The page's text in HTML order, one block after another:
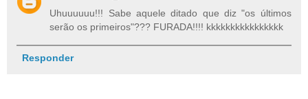
Uhuuuuuu!!! Sabe aquele ditado que diz "os últimos
serão os primeiros"??? FURADA!!!! kkkkkkkkkkkkkkkk
Responder